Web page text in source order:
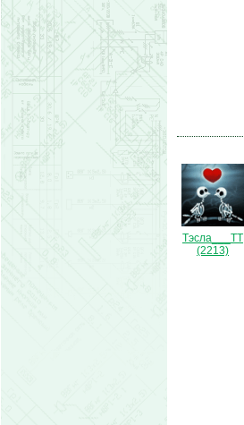
Тэсла___ТТ
(2213)